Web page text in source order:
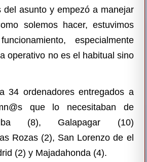
del asunto y empezó a manejar
solemos hacer, estuvimos
especialmente
operativo no es el habitual sino
34 ordenadores entregados a
que lo necesitaban de
(8), Galapagar (10)
Rozas (2), San Lorenzo de el
(2) y Majadahonda (4).